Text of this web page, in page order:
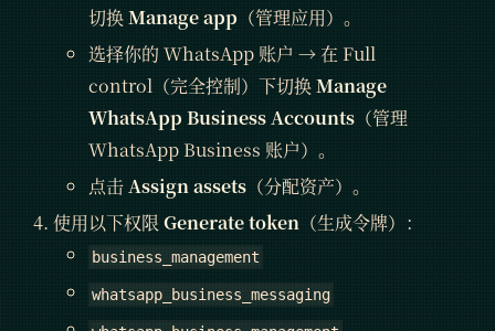
切换Manage app （管理应用）。
选择你的 WhatsApp 账户 → 在 Full
control（完全控制）下切换Manage
WhatsApp Business Accounts （管理
WhatsApp Business 账户）。
点击Assign assets （分配资产）。
使用以下权限 Generate token （生成令牌）：
business_management
whatsapp_business_messaging